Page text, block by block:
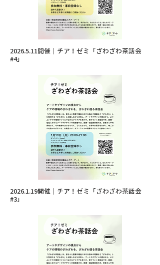
2026.5.11開催｜チア！ゼミ「ざわざわ茶話会
#4」
2026.1.19開催｜チア！ゼミ「ざわざわ茶話会
#3」